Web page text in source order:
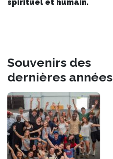
spirituel et humain.
Souvenirs des
dernières années